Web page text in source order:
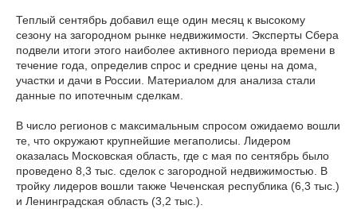
Теплый сентябрь добавил еще один месяц к высокому
сезону на загородном рынке недвижимости. Эксперты Сбера
подвели итоги этого наиболее активного периода времени в
течение года, определив спрос и средние цены на дома,
участки и дачи в России. Материалом для анализа стали
данные по ипотечным сделкам.
В число регионов с максимальным спросом ожидаемо вошли
те, что окружают крупнейшие мегаполисы. Лидером
оказалась Московская область, где с мая по сентябрь было
проведено 8,3 тыс. сделок с загородной недвижимостью. В
тройку лидеров вошли также Чеченская республика (6,3 тыс.)
и Ленинградская область (3,2 тыс.).